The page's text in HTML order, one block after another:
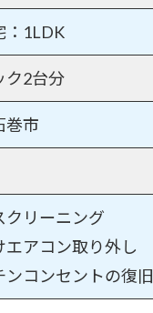
：1LDK
ク2台分
巻市
クリーニング
エアコン取り外し
ンコンセントの復旧